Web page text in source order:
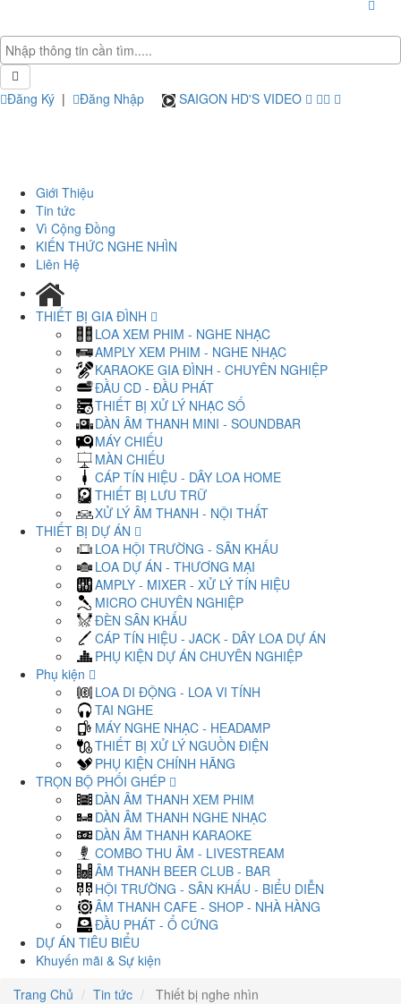
Đăng Ký | Đăng Nhập SAIGON HD'S VIDEO
Giới Thiệu
Tin tức
Vì Cộng Đồng
KIẾN THỨC NGHE NHÌN
Liên Hệ
THIẾT BỊ GIA ĐÌNH
LOA XEM PHIM - NGHE NHẠC
AMPLY XEM PHIM - NGHE NHẠC
KARAOKE GIA ĐÌNH - CHUYÊN NGHIỆP
ĐẦU CD - ĐẦU PHÁT
THIẾT BỊ XỬ LÝ NHẠC SỐ
DÀN ÂM THANH MINI - SOUNDBAR
MÁY CHIẾU
MÀN CHIẾU
CÁP TÍN HIỆU - DÂY LOA HOME
THIẾT BỊ LƯU TRỮ
XỬ LÝ ÂM THANH - NỘI THẤT
THIẾT BỊ DỰ ÁN
LOA HỘI TRƯỜNG - SÂN KHẤU
LOA DỰ ÁN - THƯƠNG MẠI
AMPLY - MIXER - XỬ LÝ TÍN HIỆU
MICRO CHUYÊN NGHIỆP
ĐÈN SÂN KHẤU
CÁP TÍN HIỆU - JACK - DÂY LOA DỰ ÁN
PHỤ KIỆN DỰ ÁN CHUYÊN NGHIỆP
Phụ kiện
LOA DI ĐỘNG - LOA VI TÍNH
TAI NGHE
MÁY NGHE NHẠC - HEADAMP
THIẾT BỊ XỬ LÝ NGUỒN ĐIỆN
PHỤ KIỆN CHÍNH HÃNG
TRỌN BỘ PHỐI GHÉP
DÀN ÂM THANH XEM PHIM
DÀN ÂM THANH NGHE NHẠC
DÀN ÂM THANH KARAOKE
COMBO THU ÂM - LIVESTREAM
ÂM THANH BEER CLUB - BAR
HỘI TRƯỜNG - SÂN KHẤU - BIỂU DIỄN
ÂM THANH CAFE - SHOP - NHÀ HÀNG
ĐẦU PHÁT - Ổ CỨNG
DỰ ÁN TIÊU BIỂU
Khuyến mãi & Sự kiện
Trang Chủ
Tin tức Thiết bị nghe nhìn